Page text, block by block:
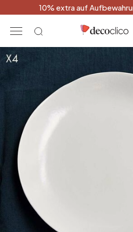
10% extra auf